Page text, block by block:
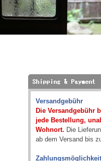
Versandgebühr
Die Versandgebühr
jede Bestellung,
Wohnort. Die
ab dem Versand bis